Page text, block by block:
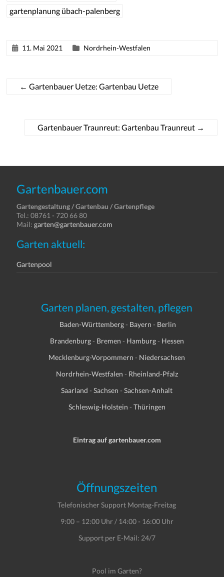
gartenplanung übach-palenberg
11. Mai 2021 Nordrhein-Westfalen
← Gartenbauer Uetze: Gartenbau Uetze
Gartenbauer Traunreut: Gartenbau Traunreut →
Gartenbauer.com
Gartengestaltung / Gartenbau / Gartenpflege
Tel.: 08761 - 720 66 80
Mail:garten@gartenbauer.com
Garten aktuell:
Gartenpool
Garten planen, gestalten, pflegen
Baden-Württemberg- Bayern - Berlin
Brandenburg- Bremen - Hamburg- Hessen
Mecklenburg-Vorpommern - Niedersachsen
Nordrhein-Westfalen - Rheinland-Pfalz
Saarland -Sachsen -Sachsen-Anhalt
Schleswig-Holstein - Thüringen
Eintrag auf gartenbauer.com
Öffnungszeiten
Telefonischer Support Montag-Freitag
9:00 – 12:00 Uhr / 14:00 - 16:00 Uhr
Support per E-Mail: 24/7
Pool im Garten?